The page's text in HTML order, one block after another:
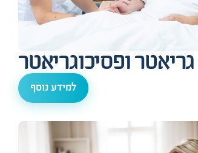
גריאטר ופסיכוגריאטר
למידע נוסף